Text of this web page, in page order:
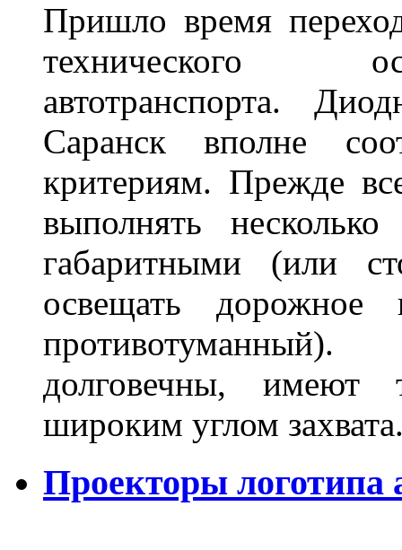
Пришло время
технического
автотранспорта.
Саранск вполне
критериям. Прежде
выполнять
габаритными (или
освещать
долговечны, имеют
широким углом
Проекторы логотипа